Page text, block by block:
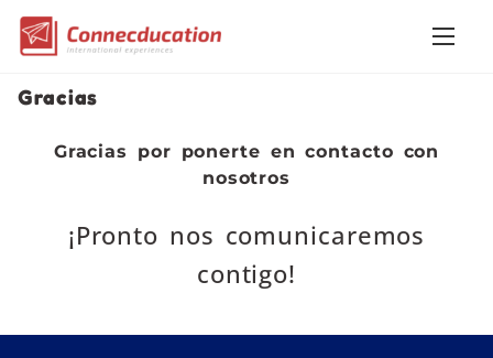
Gracias
Gracias por ponerte en contacto con
nosotros
¡Pronto nos comunicaremos
contigo!